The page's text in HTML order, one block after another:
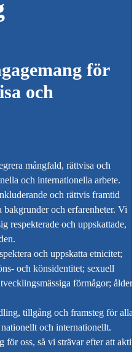
för
och
mångfald, rättvisa och
och internationella arbete.
och rättvis framtid
och erfarenheter. Vi
respekterade och uppskattade,
och uppskatta etnicitet;
och könsidentitet; sexuell
förmågor; ålder;
tillgång och framsteg för alla
och internationellt.
oss, så vi strävar efter att